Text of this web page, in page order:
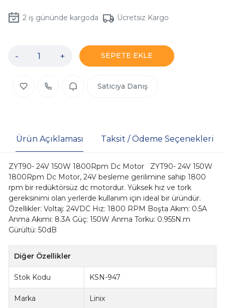
2iş gününde kargoda Ücretsiz Kargo
- + SEPETE EKLE
Satıcıya Danış
Ürün Açıklaması Taksit / Ödeme Seçenekleri
ZYT90- 24V 150W 1800Rpm Dc Motor ZYT90- 24V 150W
1800Rpm Dc Motor, 24V besleme gerilimine sahip 1800
rpm bir redüktörsüz dc motordur. Yüksek hız ve tork
gereksinimi olan yerlerde kullanım için ideal bir üründür.
Özellikler: Voltaj: 24VDC Hız: 1800 RPM Boşta Akım: 0.5A
Anma Akımı: 8.3A Güç: 150W Anma Torku: 0.955N.m
Gürültü: 50dB
Diğer Özellikler
Stok Kodu KSN-947
Marka Linix